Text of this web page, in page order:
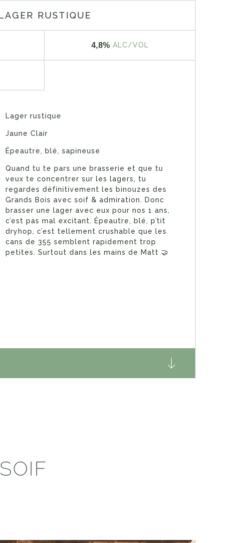
RUSTIQUE
4,8% ALC/VOL
Lager rustique
Jaune Clair
Épeautre, blé, sapineuse
Quand tu te pars une brasserie et que tu
veux te concentrer sur les lagers, tu
regardes définitivement les binouzes des
Grands Bois avec soif & admiration. Donc
brasser une lager avec eux pour nos 1 ans,
c’est pas mal excitant. Épeautre, blé, p’tit
dryhop, c’est tellement crushable que les
cans de 355 semblent rapidement trop
petites. Surtout dans les mains de Matt 🤝